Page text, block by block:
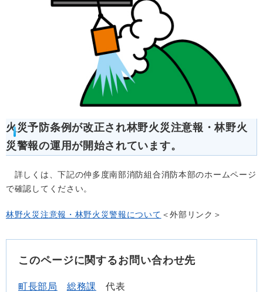
火災予防条例が改正され林野火災注意報・林野火
災警報の運用が開始されています。
詳しくは、下記の仲多度南部消防組合消防本部のホームページ
で確認してください。
林野火災注意報・林野火災警報について ＜外部リンク＞
このページに関するお問い合わせ先
町長部局 総務課 代表